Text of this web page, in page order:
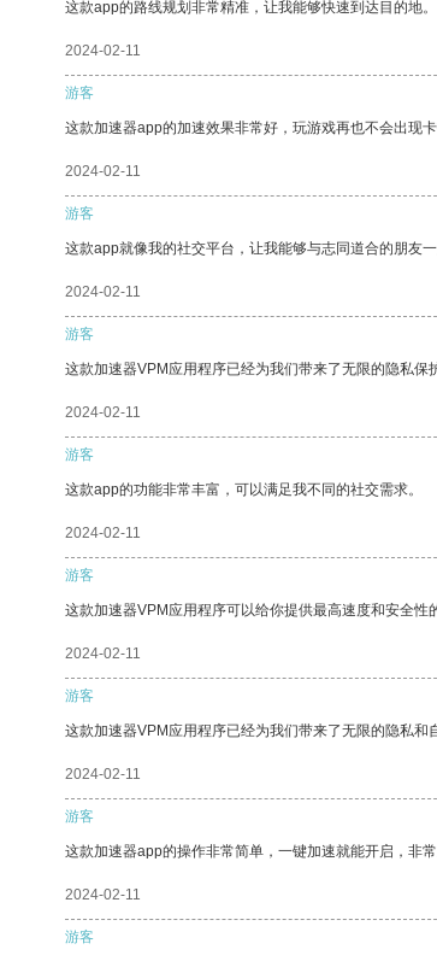
这款app的路线规划非常精准，让我能够快速到达目的地。
2024-02-11
游客
这款加速器app的加速效果非常好，玩游戏再也不会出现
2024-02-11
游客
这款app就像我的社交平台，让我能够与志同道合的朋友一
2024-02-11
游客
这款加速器VPM应用程序已经为我们带来了无限的隐私保
2024-02-11
游客
这款app的功能非常丰富，可以满足我不同的社交需求。
2024-02-11
游客
这款加速器VPM应用程序可以给你提供最高速度和安全性
2024-02-11
游客
这款加速器VPM应用程序已经为我们带来了无限的隐私和
2024-02-11
游客
这款加速器app的操作非常简单，一键加速就能开启，非常
2024-02-11
游客